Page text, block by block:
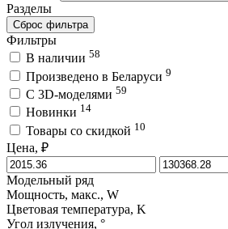
Разделы
Сброс фильтра
Фильтры
В наличии 58
Произведено в Беларуси 9
C 3D-моделями 59
Новинки 14
Товары со скидкой 10
Цена, ₽
Модельный ряд
Мощность, макс., W
Цветовая температура, K
Угол излучения, °